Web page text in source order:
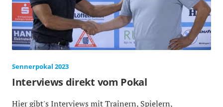
Sennerpokal 2023
Interviews direkt vom Pokal
Hier gibt's Interviews mit Trainern, Spielern,